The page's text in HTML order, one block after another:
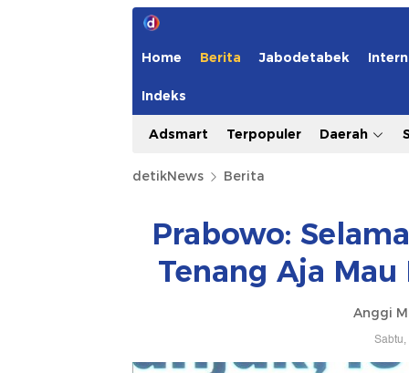
Home Berita Jabodetabek
Indeks
Adsmart Terpopuler Daerah
detikNews Berita
Prabowo:
Tenang Aja
Anggi